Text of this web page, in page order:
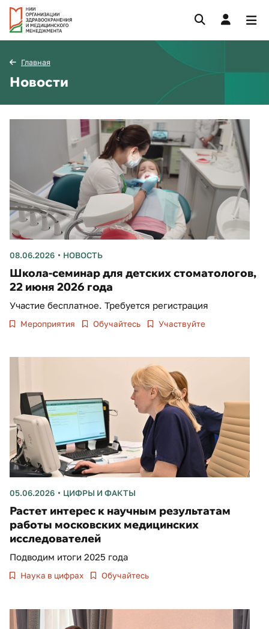
Главная
Новости
08.06.2026 НОВОСТЬ
Школа-семинар для детских стоматологов,
22 июня 2026 года
Участие бесплатное. Требуется регистрация
Мероприятия Обучайтесь Участвуйте
05.06.2026 ЦИФРЫ И ФАКТЫ
Растет интерес к научным результатам
работы московских медицинских
исследователей
Подводим итоги 2025 года
Наука в цифрах Обучайтесь